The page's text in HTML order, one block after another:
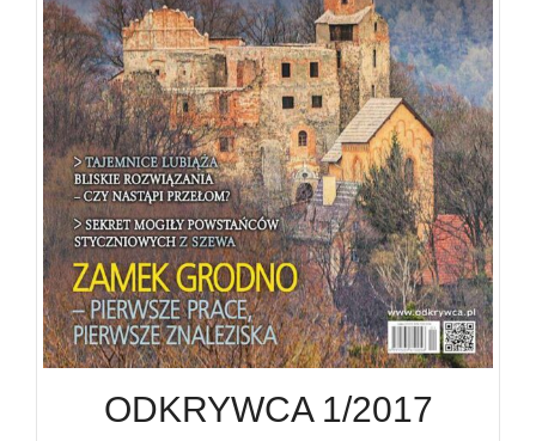
ODKRYWCA 1/2017